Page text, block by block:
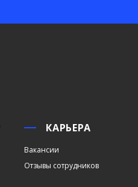
КАРЬЕРА
Вакансии
Отзывы сотрудников